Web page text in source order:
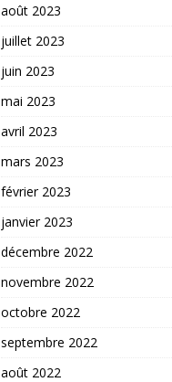
août 2023
juillet 2023
juin 2023
mai 2023
avril 2023
mars 2023
février 2023
janvier 2023
décembre 2022
novembre 2022
octobre 2022
septembre 2022
août 2022